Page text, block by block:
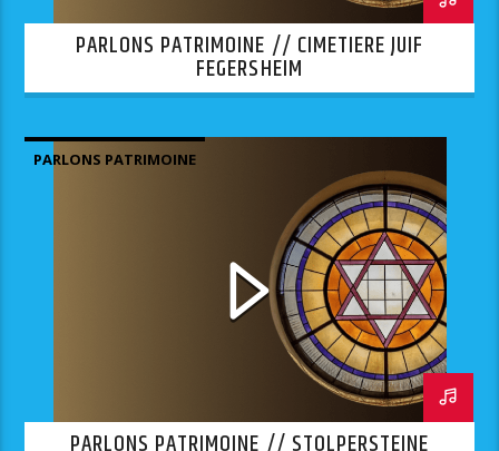
PARLONS PATRIMOINE // CIMETIERE JUIF
FEGERSHEIM
PARLONS PATRIMOINE